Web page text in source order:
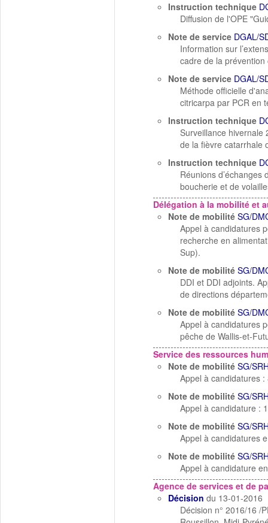
Instruction technique
Diffusion de l'OPE
Note de service DGAL/
Information sur
cadre de la
Note de service DGAL/
Méthode officielle
citricarpa par PCR en
Instruction technique
Surveillance hivernale
de la fièvre catarrhale
Instruction technique
Réunions
boucherie et de
Délégation à la mobilité et
Note de mobilité SG/
Appel à candidatures
recherche en
Sup).
Note de mobilité SG/
DDI et DDI adjoints.
de directions
Note de mobilité SG/
Appel à candidatures
pêche de Wallis-et-
Service des ressources
Note de mobilité SG/
Appel à candidatures
Note de mobilité SG/
Appel à candidature :
Note de mobilité SG/
Appel à candidatures
Note de mobilité SG/
Appel à candidature
Agence de services et de
Décision du 13-01-2016
Décision n° 2016/16 /